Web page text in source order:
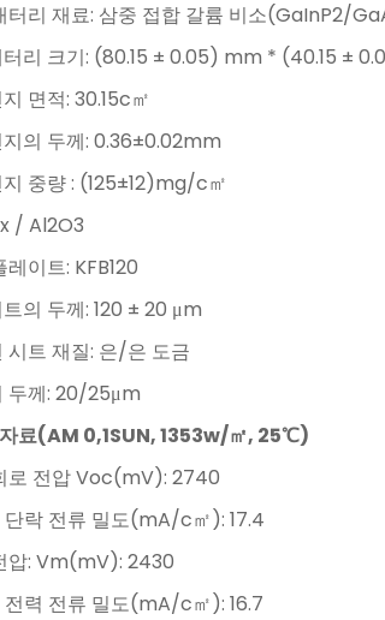
터리 재료: 삼중 접합 갈륨 비소(GaInP2/
터리 크기: (80.15 ± 0.05) mm * (40.15 ±
면적: 30.15c㎡
의 두께: 0.36±0.02mm
중량 : (125±12)mg/c㎡
/ Al2O3
이트: KFB120
의 두께: 120 ± 20 μm
시트 재질: 은/은 도금
두께: 20/25μm
료(AM 0,1SUN, 1353w/㎡, 25℃)
로 전압 Voc(mV): 2740
락 전류 밀도(mA/c㎡): 17.4
압: Vm(mV): 2430
력 전류 밀도(mA/c㎡): 16.7